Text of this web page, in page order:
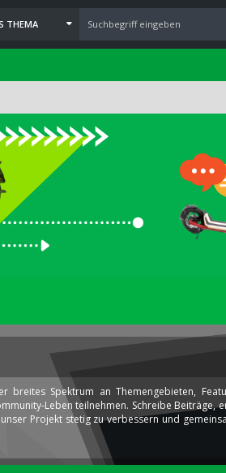
THEMA
Spektrum an Themengebieten,
Leben teilnehmen. Schreibe Beiträge,
Projekt stetig zu verbessern und